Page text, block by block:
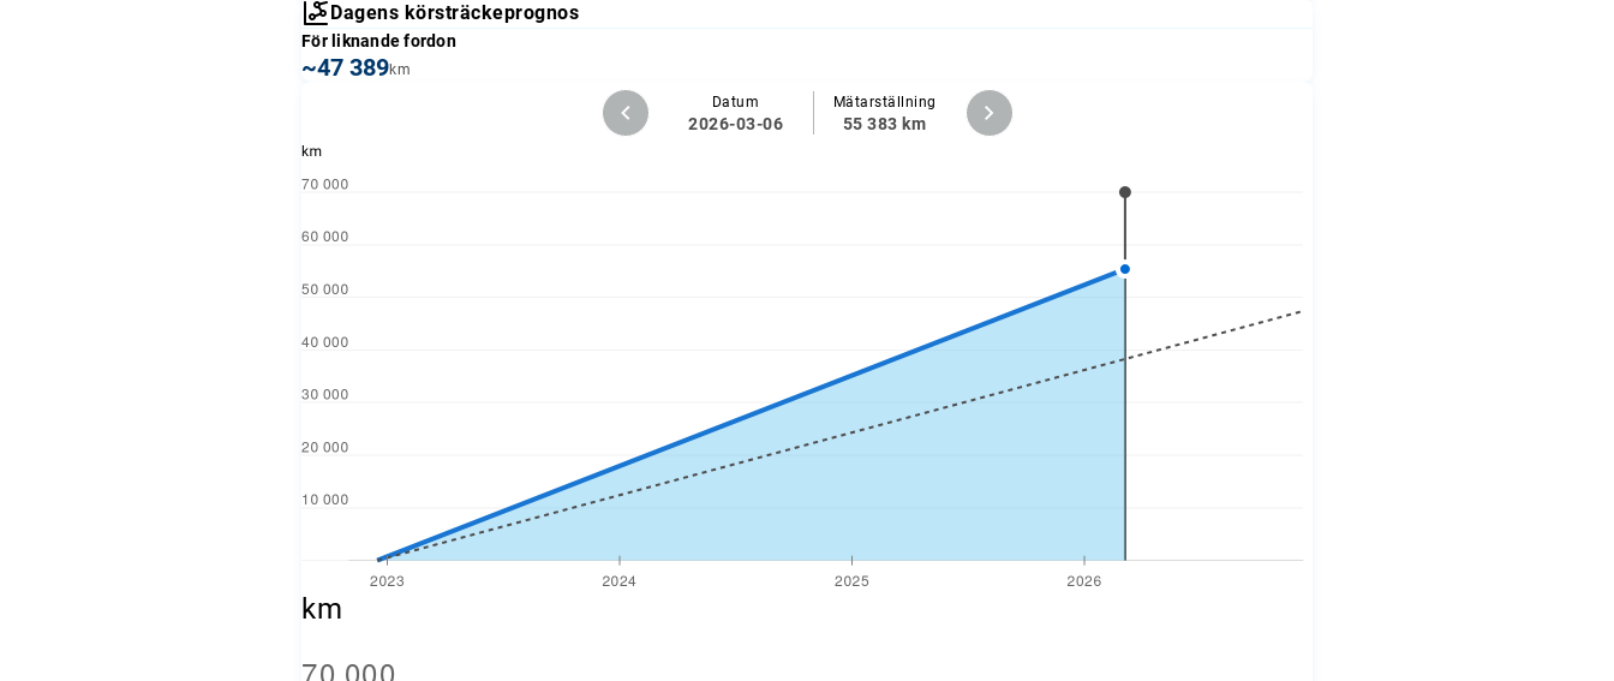
Dagens körsträckeprognos
För liknande fordon
~47 389km
Datum
2026-03-06
Mätarställning
55 383 km